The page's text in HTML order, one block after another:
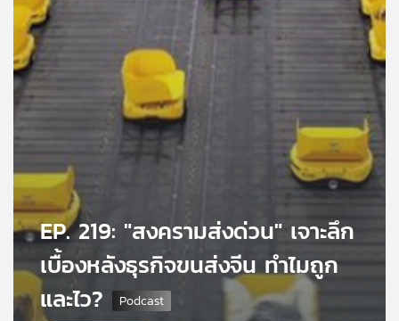
ข่าว
และ
กิจกรรม
เกี่ยว
กับ
เครือ
ข่าย
ไทย
พี
EP. 219: "สงครามส่งด่วน" เจาะลึก
เบื้องหลังธุรกิจขนส่งจีน ทำไมถูก
และไว?